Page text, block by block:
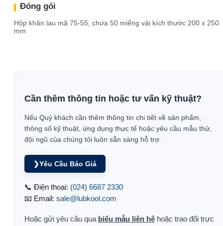
Đóng gói
Hộp khăn lau mã 75-55, chứa 50 miếng vải kích thước 200 x 250
mm
Cần thêm thông tin hoặc tư vấn kỹ thuật?
Nếu Quý khách cần thêm thông tin chi tiết về sản phẩm,
thông số kỹ thuật, ứng dụng thực tế hoặc yêu cầu mẫu thử,
đội ngũ của chúng tôi luôn sẵn sàng hỗ trợ.
❯Yêu Cầu Báo Giá
📞 Điện thoại: (024) 6687 2330
📧 Email: sale@lubkool.com
Hoặc gửi yêu cầu qua biểu mẫu liên hệ hoặc trao đổi trực